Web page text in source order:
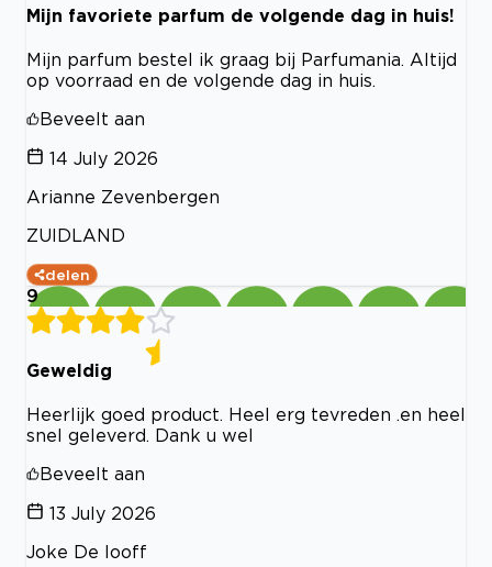
Mijn favoriete parfum de volgende dag in huis!
Mijn parfum bestel ik graag bij Parfumania. Altijd
op voorraad en de volgende dag in huis.
Beveelt aan
14 July 2026
Arianne Zevenbergen
ZUIDLAND
delen
9
Geweldig
Heerlijk goed product. Heel erg tevreden .en heel
snel geleverd. Dank u wel
Beveelt aan
13 July 2026
Joke De looff